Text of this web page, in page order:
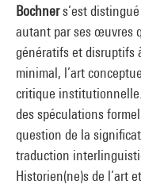
Bochners’est
autant par ses œuvres
génératifs et disruptifs
minimal, l’art
critique
des spéculations
question de la
traduction
Historien(ne)s de l’art